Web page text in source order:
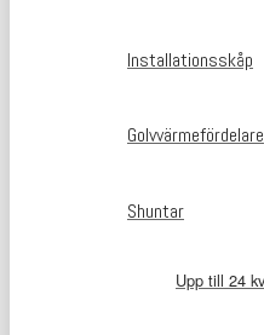
Installationsskåp
Golvvärmefördelare
Shuntar
Upp till 24